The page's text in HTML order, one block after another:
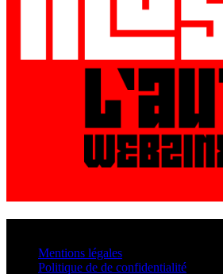
Mentions légales
Politique de de confidentialité